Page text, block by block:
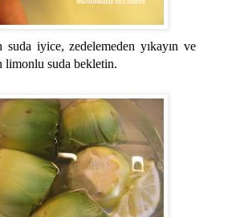
suda iyice, zedelemeden yıkayın ve
limonlu suda bekletin.